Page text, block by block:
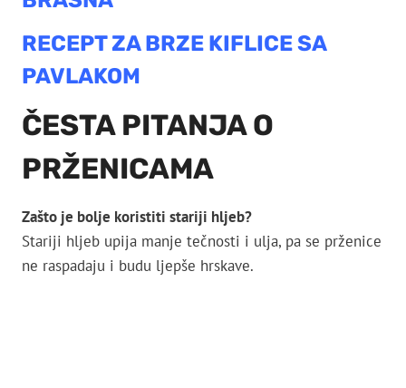
RECEPT ZA BRZE KIFLICE SA
PAVLAKOM
ČESTA PITANJA O
PRŽENICAMA
Zašto je bolje koristiti stariji hljeb?
Stariji hljeb upija manje tečnosti i ulja, pa se prženice
ne raspadaju i budu ljepše hrskave.